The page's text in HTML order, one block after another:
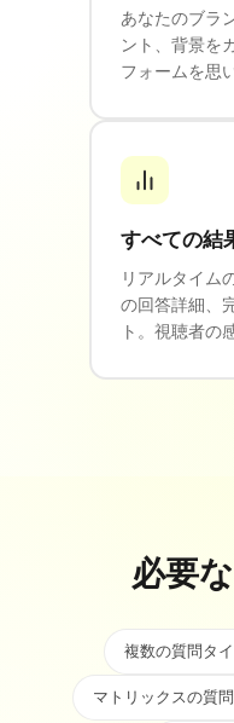
あなたのブラ
ント、背景を
フォームを思
すべての結
リアルタイム
の回答詳細、
ト。視聴者の
必要
複数の質問タ
マトリックスの質問